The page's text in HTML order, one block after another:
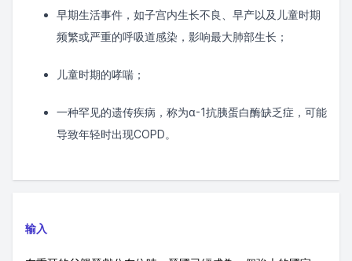
早期生活事件，如子宫内生长不良、早产以及儿童时期
频繁或严重的呼吸道感染，影响最大肺部生长；
儿童时期的哮喘；
一种罕见的遗传疾病，称为α-1抗胰蛋白酶缺乏症，可能
导致年轻时出现COPD。
输入